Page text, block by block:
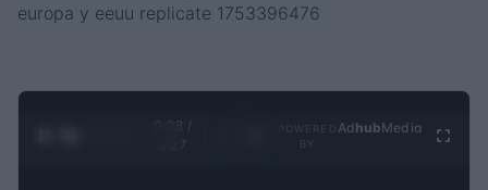
0:29 /
4:27
Ad hubMedia